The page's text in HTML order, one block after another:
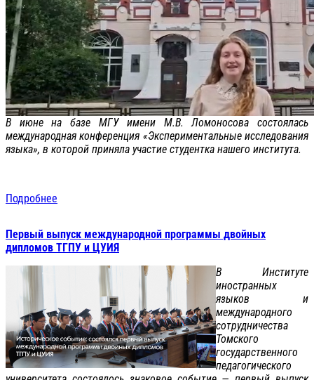
В июне на базе МГУ имени М.В. Ломоносова состоялась
международная конференция «Экспериментальные исследования
языка», в которой приняла участие студентка нашего института.
Подробнее
Первый выпуск международной программы двойных
дипломов ТГПУ и ЦУИЯ
В Институте
иностранных
языков и
международного
сотрудничества
Томского
государственного
педагогического